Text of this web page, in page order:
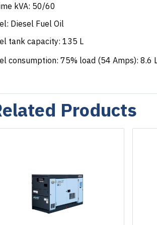
kVA: 50/60
Diesel Fuel Oil
tank capacity: 135 L
consumption: 75% load (54 Amps): 8.6
Products